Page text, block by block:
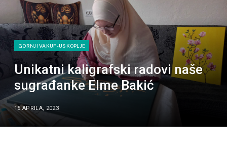
GORNJI VAKUF-USKOPLJE
Unikatni kaligrafski radovi naše
sugrađanke Elme Bakić
15 APRILA, 2023